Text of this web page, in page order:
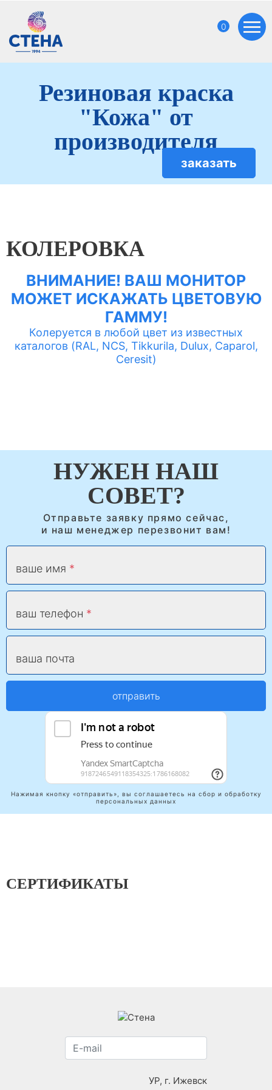
0
Резиновая краска
"Кожа" от
производителя
заказать
КОЛЕРОВКА
ВНИМАНИЕ! ВАШ МОНИТОР
МОЖЕТ ИСКАЖАТЬ ЦВЕТОВУЮ
ГАММУ!
Колеруется в любой цвет из известных
каталогов (RAL, NCS, Tikkurila, Dulux, Caparol,
Ceresit)
НУЖЕН НАШ
СОВЕТ?
Отправьте заявку прямо сейчас,
и наш менеджер перезвонит вам!
ваше имя
ваш телефон
ваша почта
отправить
Нажимая кнопку «отправить», вы соглашаетесь на сбор и обработку
персональных данных
СЕРТИФИКАТЫ
УР, г. Ижевск